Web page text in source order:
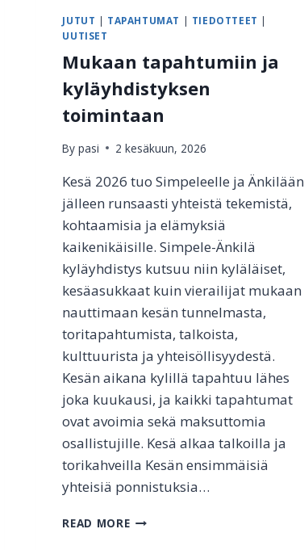
J
N
K
L
N
A
N
H
A
O
U
L
N
K
E
N
T
Ä
Y
P
R
JUTUT | TAPAHTUMAT | TIEDOTTEET |
UUTISET
Mukaan tapahtumiin ja
kyläyhdistyksen
toimintaan
By pasi 2 kesäkuun, 2026
Kesä 2026 tuo Simpeleelle ja Änkilään
jälleen runsaasti yhteistä tekemistä,
kohtaamisia ja elämyksiä
kaikenikäisille. Simpele-Änkilä
kyläyhdistys kutsuu niin kyläläiset,
kesäasukkaat kuin vierailijat mukaan
nauttimaan kesän tunnelmasta,
toritapahtumista, talkoista,
kulttuurista ja yhteisöllisyydestä.
Kesän aikana kylillä tapahtuu lähes
joka kuukausi, ja kaikki tapahtumat
ovat avoimia sekä maksuttomia
osallistujille. Kesä alkaa talkoilla ja
torikahveilla Kesän ensimmäisiä
yhteisiä ponnistuksia…
READ MOREM